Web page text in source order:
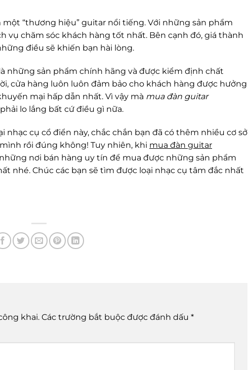
“thương hiệu” guitar nổi tiếng. Với những sản phẩm
chăm sóc khách hàng tốt nhất. Bên cạnh đó, giá thành
điều sẽ khiến bạn hài lòng.
những sản phẩm chính hãng và được kiểm định chất
cửa hàng luôn luôn đảm bảo cho khách hàng được hưởng
mại hấp dẫn nhất. Vì vậy mà mua đàn guitar
lo lắng bất cứ điều gì nữa.
nhạc cụ cổ điển này, chắc chắn bạn đã có thêm nhiều cơ sở
rồi đúng không! Tuy nhiên, khi mua đàn guitar
nơi bán hàng uy tín để mua được những sản phẩm
nhé. Chúc các bạn sẽ tìm được loại nhạc cụ tâm đắc nhất
khai. Các trường bắt buộc được đánh dấu *